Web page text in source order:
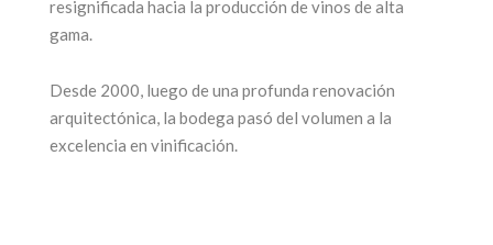
de la
feria más
Alta
Gama by
Sheraton
25 años
turismo
resignificada hacia la producción de vinos de alta
gama.
Desde 2000, luego de una profunda renovación
arquitectónica, la bodega pasó del volumen a la
excelencia en vinificación.